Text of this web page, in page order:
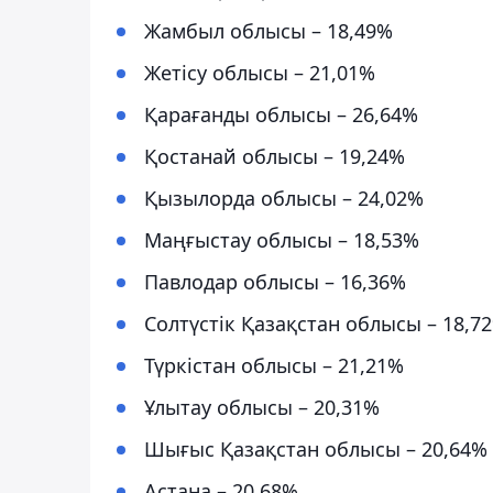
Жамбыл облысы – 18,49%
Жетісу облысы – 21,01%
Қарағанды облысы – 26,64%
Қостанай облысы – 19,24%
Қызылорда облысы – 24,02%
Маңғыстау облысы – 18,53%
Павлодар облысы – 16,36%
Солтүстік Қазақстан облысы –
Түркістан облысы – 21,21%
Ұлытау облысы – 20,31%
Шығыс Қазақстан облысы – 20,64%